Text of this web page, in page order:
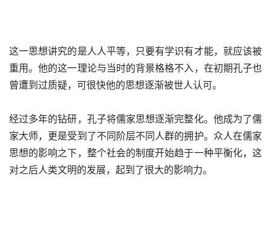
这一思想讲究的是人人平等，只要有学识有才能，就应该被
重用。他的这一理论与当时的背景格格不入，在初期孔子也
曾遭到过质疑，可很快他的思想逐渐被世人认可。
经过多年的钻研，孔子将儒家思想逐渐完整化。他成为了儒
家大师，更是受到了不同阶层不同人群的拥护。众人在儒家
思想的影响之下，整个社会的制度开始趋于一种平衡化，这
对之后人类文明的发展，起到了很大的影响力。